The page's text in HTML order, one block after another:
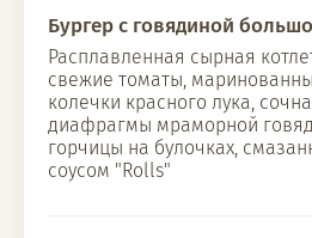
Бургер с говядиной
Расплавленная сырная
свежие томаты,
колечки красного лука,
диафрагмы мраморной
горчицы на булочках,
соусом "Rolls"